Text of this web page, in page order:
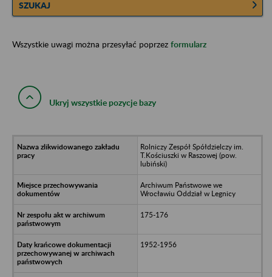
SZUKAJ
Wszystkie uwagi można przesyłać poprzez formularz
Ukryj wszystkie pozycje bazy
Rolniczy Zespół Spółdzielczy im.
T.Kościuszki w Raszowej (pow.
lubiński)
Archiwum Państwowe we
Wrocławiu Oddział w Legnicy
175-176
1952-1956